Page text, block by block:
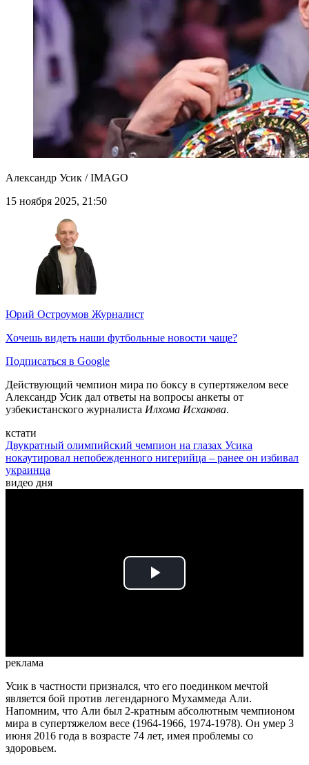
Александр Усик / IMAGO
15 ноября 2025, 21:50
Юрий Остроумов Журналист
Хочешь видеть наши футбольные новости чаще?
Подписаться в Google
Действующий чемпион мира по боксу в супертяжелом весе
Александр Усик дал ответы на вопросы анкеты от
узбекистанского журналиста Илхома Исхакова.
кстати
Двукратный олимпийский чемпион на глазах Усика
нокаутировал непобежденного нигерийца – ранее он избивал
украинца
видео дня
Play
реклама
Усик в частности признался, что его поединком мечтой
является бой против легендарного Мухаммеда Али.
Напомним, что Али был 2-кратным абсолютным чемпионом
мира в супертяжелом весе (1964-1966, 1974-1978). Он умер 3
июня 2016 года в возрасте 74 лет, имея проблемы со
здоровьем.